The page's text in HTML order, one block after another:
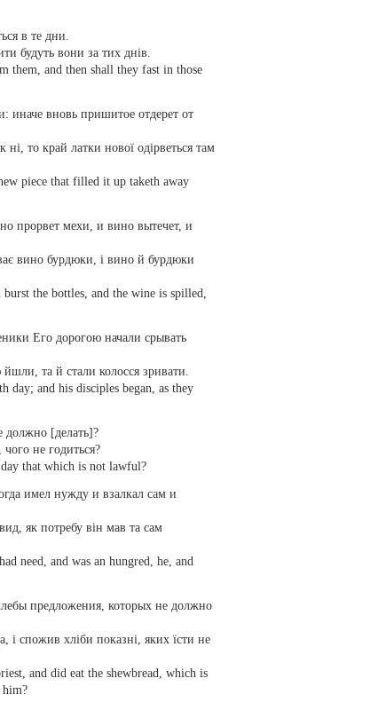
в те дни.
будуть вони за тих днів.
them, and then shall they fast in those
иначе вновь пришитое отдерет от
то край латки нової одірветься там
piece that filled it up taketh away
прорвет мехи, и вино вытечет, и
вино бурдюки, і вино й бурдюки
the bottles, and the wine is spilled,
Его дорогою начали срывать
та й стали колосся зривати.
day; and his disciples began, as they
должно [делать]?
не годиться?
that which is not lawful?
имел нужду и взалкал сам и
як потребу він мав та сам
need, and was an hungred, he, and
предложения, которых не должно
спожив хліби показні, яких їсти не
and did eat the shewbread, which is
him?